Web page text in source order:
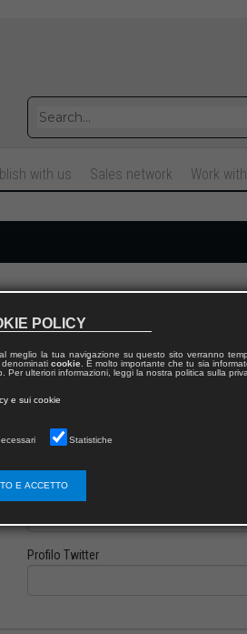
with us Sales network Work
Profilo Instagram
Profilo Twitter
POLICY
meglio la tua navigazione su questo sito verranno
cookie. È molto importante che tu sia
Per ulteriori informazioni, leggi la nostra politica sulla
e sui cookie
Statistiche
E ACCETTO